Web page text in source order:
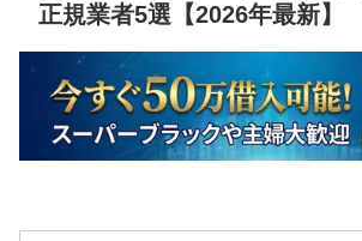
正規業者5選【2026年最新】